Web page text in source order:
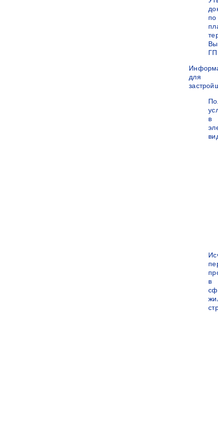
по
для
в
в